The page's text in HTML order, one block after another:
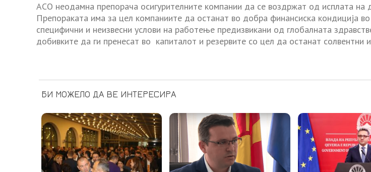
АСО неодамна препорача осигурителните компании да се воздржат од исплата на
Препораката има за цел компаниите да останат во добра финансиска кондиција
специфични и неизвесни услови на работење предизвикани од глобалната
добивките да ги пренесат во капиталот и резервите со цел да останат солвентни
БИ МОЖЕЛО ДА ВЕ ИНТЕРЕСИРА